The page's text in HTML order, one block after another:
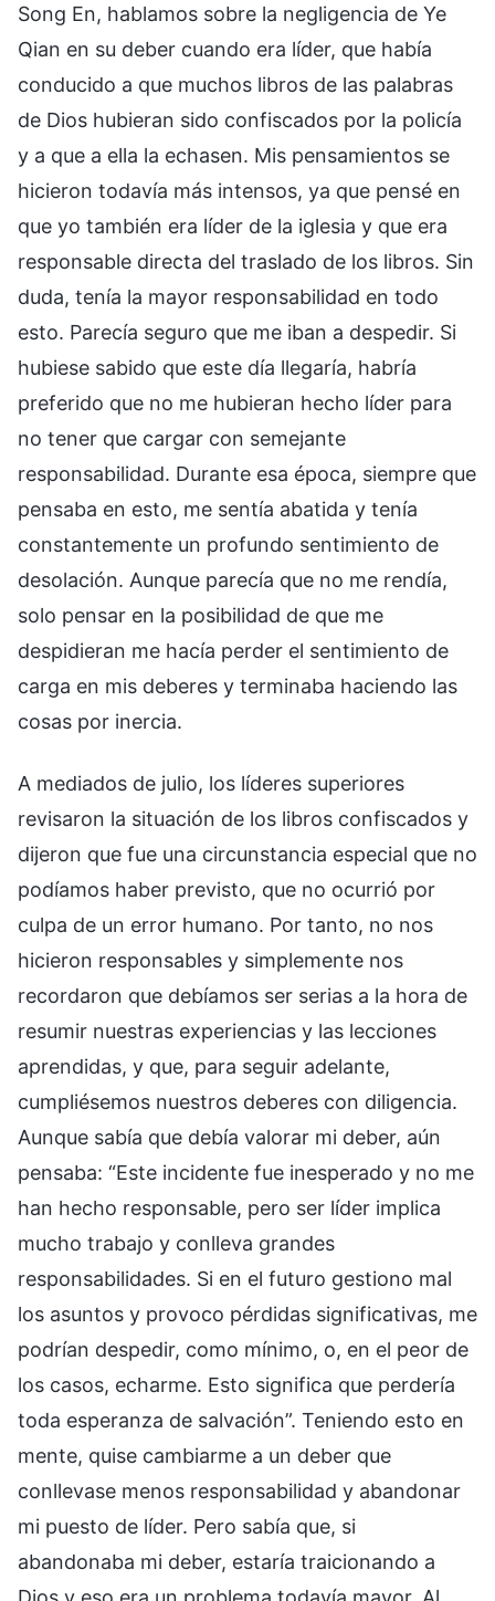
Song En, hablamos sobre la negligencia de Ye
Qian en su deber cuando era líder, que había
conducido a que muchos libros de las palabras
de Dios hubieran sido confiscados por la policía
y a que a ella la echasen. Mis pensamientos se
hicieron todavía más intensos, ya que pensé en
que yo también era líder de la iglesia y que era
responsable directa del traslado de los libros. Sin
duda, tenía la mayor responsabilidad en todo
esto. Parecía seguro que me iban a despedir. Si
hubiese sabido que este día llegaría, habría
preferido que no me hubieran hecho líder para
no tener que cargar con semejante
responsabilidad. Durante esa época, siempre que
pensaba en esto, me sentía abatida y tenía
constantemente un profundo sentimiento de
desolación. Aunque parecía que no me rendía,
solo pensar en la posibilidad de que me
despidieran me hacía perder el sentimiento de
carga en mis deberes y terminaba haciendo las
cosas por inercia.
A mediados de julio, los líderes superiores
revisaron la situación de los libros confiscados y
dijeron que fue una circunstancia especial que no
podíamos haber previsto, que no ocurrió por
culpa de un error humano. Por tanto, no nos
hicieron responsables y simplemente nos
recordaron que debíamos ser serias a la hora de
resumir nuestras experiencias y las lecciones
aprendidas, y que, para seguir adelante,
cumpliésemos nuestros deberes con diligencia.
Aunque sabía que debía valorar mi deber, aún
pensaba: “Este incidente fue inesperado y no me
han hecho responsable, pero ser líder implica
mucho trabajo y conlleva grandes
responsabilidades. Si en el futuro gestiono mal
los asuntos y provoco pérdidas significativas, me
podrían despedir, como mínimo, o, en el peor de
los casos, echarme. Esto significa que perdería
toda esperanza de salvación”. Teniendo esto en
mente, quise cambiarme a un deber que
conllevase menos responsabilidad y abandonar
mi puesto de líder. Pero sabía que, si
abandonaba mi deber, estaría traicionando a